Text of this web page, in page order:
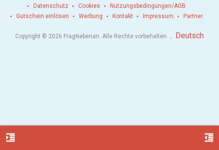
format_indent_increase format_indent_decrease
Datenschutz
Cookies
Nutzungsbedingungen/AGB
Gutschein einlösen
Werbung Kontakt Impressum Partner
Copyright © 2026 FragNebenan. Alle Rechte vorbehalten . Deutsch